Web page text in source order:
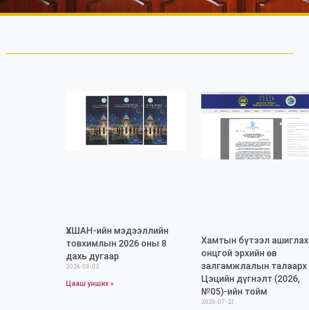
ҮХШАН-ийн мэдээллийн
товхимлын 2026 оны 8
дахь дугаар
2026-08-03
Цааш унших »
Хамтын бүтээл ашиглах
онцгой эрхийн өв
залгамжлалын талаарх
Цэцийн дүгнэлт (2026,
№05)-ийн тойм
2026-07-21